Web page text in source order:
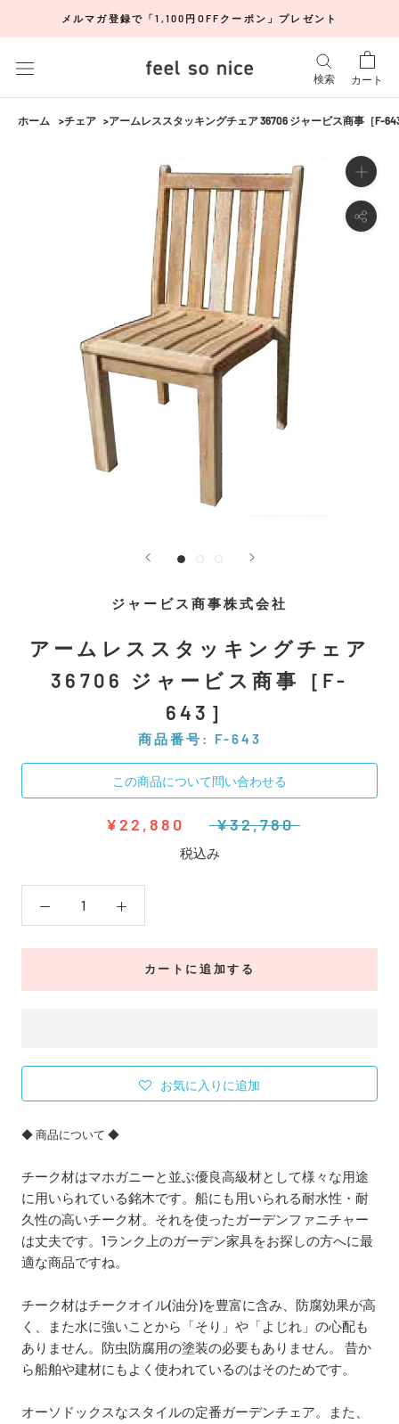
し
メルマガ登録で「1,100円OFFクーポン」プレゼント
検索 カート
ホーム チェア アームレススタッキングチェア 36706 ジャービス商事［F-
ジャービス商事株式会社
アームレススタッキングチェア
36706 ジャービス商事［F-
643］
商品番号: F-643
この商品について問い合わせる
¥22,880 ¥32,780
税込み
カートに追加する
お気に入りに追加
◆ 商品について ◆
チーク材はマホガニーと並ぶ優良高級材として様々な用途
に用いられている銘木です。 船にも用いられる耐水性・耐
久性の高いチーク材。それを使ったガーデンファニチャー
は丈夫です。1ランク上のガーデン家具をお探しの方へに最
適な商品ですね。
チーク材はチークオイル(油分)を豊富に含み、防腐効果が高
く、また水に強いことから「そり」や「よじれ」の心配も
ありません。防虫防腐用の塗装の必要もありません。 昔か
ら船舶や建材にもよく使われているのはそのためです。
オーソドックスなスタイルの定番ガーデンチェア。また、